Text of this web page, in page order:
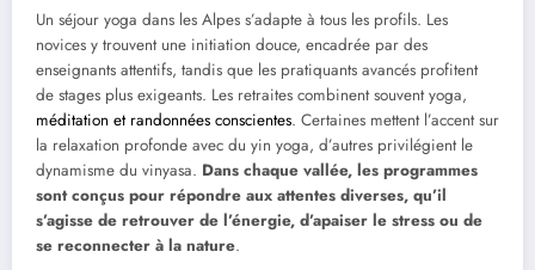
Un séjour yoga dans les Alpes s’adapte à tous les profils. Les
novices y trouvent une initiation douce, encadrée par des
enseignants attentifs, tandis que les pratiquants avancés profitent
de stages plus exigeants. Les retraites combinent souvent yoga,
méditation et randonnées conscientes. Certaines mettent l’accent sur
la relaxation profonde avec du yin yoga, d’autres privilégient le
dynamisme du vinyasa. Dans chaque vallée, les programmes
sont conçus pour répondre aux attentes diverses, qu’il
s’agisse de retrouver de l’énergie, d’apaiser le stress ou de
se reconnecter à la nature.